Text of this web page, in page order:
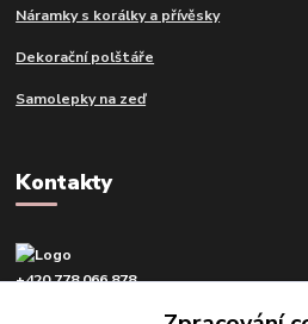
Náramky s korálky a přívěsky
Dekorační polštáře
Samolepky na zeď
Kontakty
+420 778 066 878